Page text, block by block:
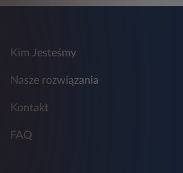
Kim Jesteśmy
Nasze rozwiązania
Kontakt
FAQ